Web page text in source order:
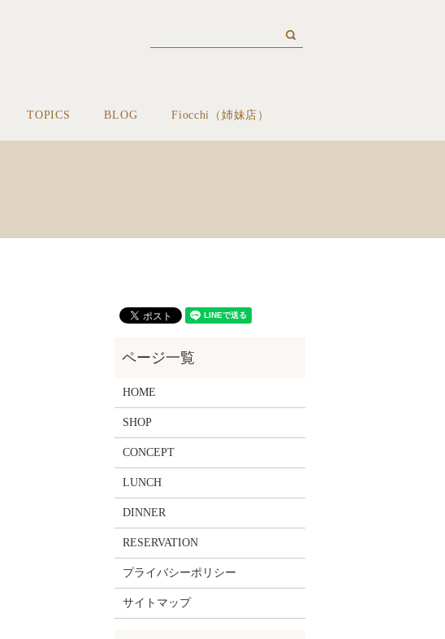
TOPICS BLOG Fiocchi（姉妹店）
HOME
SHOP
CONCEPT
LUNCH
DINNER
RESERVATION
プライバシーポリシー
サイトマップ